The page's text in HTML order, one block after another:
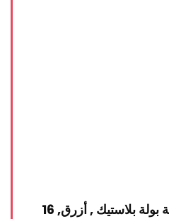
VITABBORRE سلطانية بولة بلاستيك , أزرق, 16